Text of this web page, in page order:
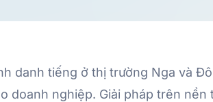
danh tiếng ở thị trường Nga và
nghiệp. Giải pháp trên nền